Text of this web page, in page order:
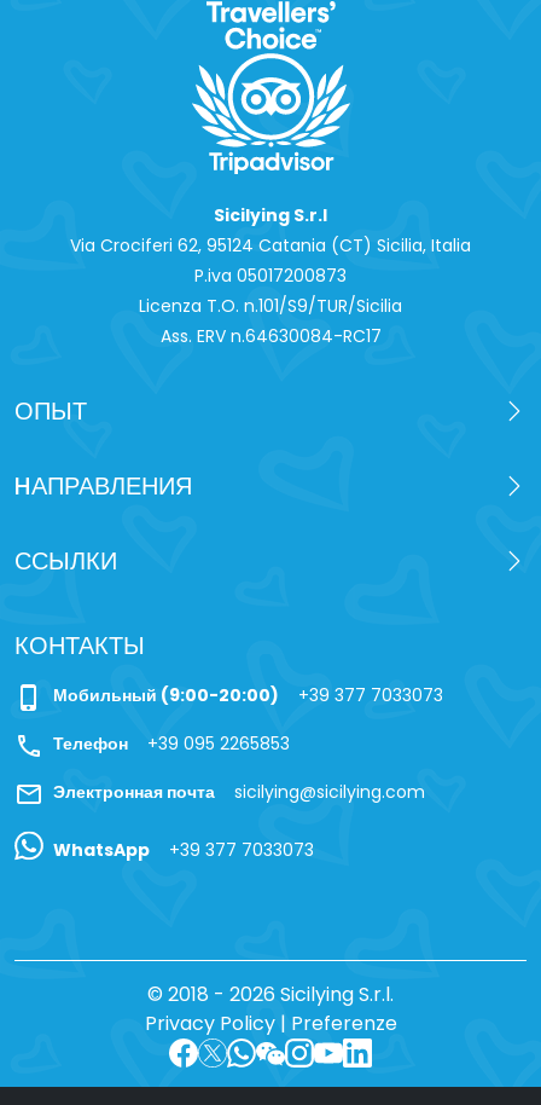
Sicilying S.r.l
Via Crociferi 62, 95124 Catania (CT) Sicilia, Italia
P.iva 0‍5017200873
Licenza T.O. n.101/S9/TUR/Sicilia
Ass. ERV n.64630084-RC17
ОПЫТ
HАПРАВЛЕНИЯ
ССЫЛКИ
КОНТАКТЫ
phone_iphone Мобильный (9:00-20:00) +39 377 7033073
call Телефон +39 095 2265853
mail Электронная почта sicilying@sicilying.com
WhatsApp +39 377 7033073
© 2018 - 2026 Sicilying S.r.l.
Privacy Policy| Preferenze